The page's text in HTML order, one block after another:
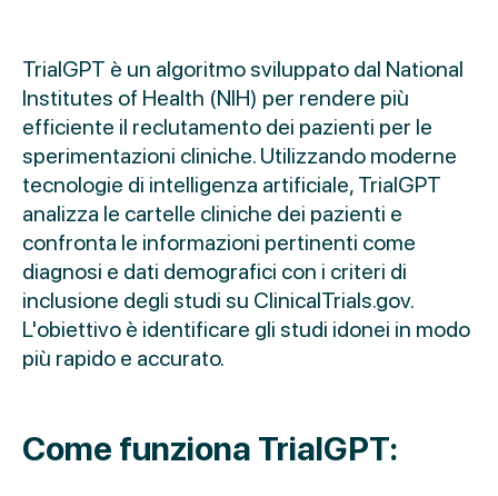
TrialGPT è un algoritmo sviluppato dal National
Institutes of Health (NIH) per rendere più
efficiente il reclutamento dei pazienti per le
sperimentazioni cliniche. Utilizzando moderne
tecnologie di intelligenza artificiale, TrialGPT
analizza le cartelle cliniche dei pazienti e
confronta le informazioni pertinenti come
diagnosi e dati demografici con i criteri di
inclusione degli studi su ClinicalTrials.gov.
L'obiettivo è identificare gli studi idonei in modo
più rapido e accurato.
Come funziona TrialGPT: